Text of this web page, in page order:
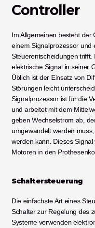
Controller
Im Allgemeinen besteht der
einem Signalprozessor und
Steuerentscheidungen
elektrische Signal in seiner
Üblich ist der Einsatz von
Störungen leicht
Signalprozessor ist für die
und arbeitet mit dem
geben Wechselstrom ab,
umgewandelt werden
werden kann. Dieses
Motoren in den
Schaltersteuerung
Die einfachste Art eines
Schalter zur Regelung des
Systeme verwenden